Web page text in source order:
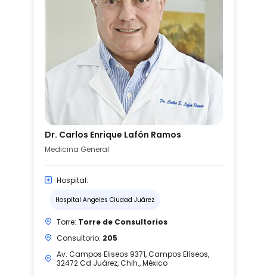
Dr. Carlos Enrique Lafón Ramos
Medicina General
Hospital:
Hospital Angeles Ciudad Juárez
Torre: Torre de Consultorios
Consultorio: 205
Av. Campos Eliseos 9371, Campos Elíseos,
32472 Cd Juárez, Chih., México